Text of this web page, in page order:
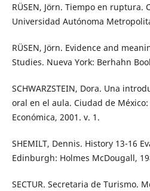
RÜSEN, Jörn. Tiempo en ruptura.
Universidad Autónoma
RÜSEN, Jörn. Evidence and
Studies. Nueva York: Berhahn
SCHWARZSTEIN, Dora. Una
oral en el aula. Ciudad de
Económica, 2001. v. 1.
SHEMILT, Dennis. History 13-16
Edinburgh: Holmes McDougall,
SECTUR. Secretaria de Turismo.